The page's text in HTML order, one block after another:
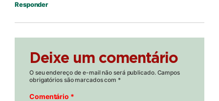
Responder
Deixe um comentário
O seu endereço de e-mail não será publicado. Campos
obrigatórios são marcados com *
Comentário *